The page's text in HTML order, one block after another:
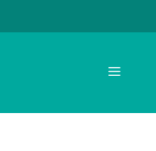
Menu